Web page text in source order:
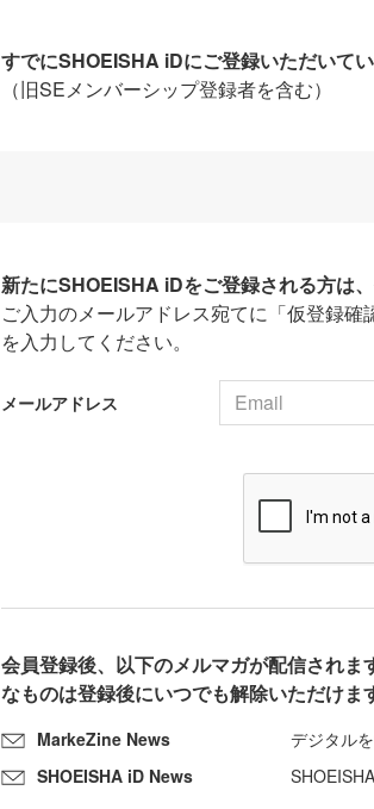
すでにSHOEISHA iDにご登録いただいて
（旧SEメンバーシップ登録者を含む）
新たにSHOEISHA iDをご登録される方は
ご入力のメールアドレス宛てに「仮登録
を入力してください。
メールアドレス
会員登録後、以下のメルマガが配信され
なものは登録後にいつでも解除いただけま
MarkeZine News
デジタル
SHOEISHA iD News